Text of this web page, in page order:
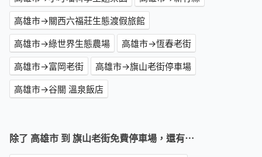
高雄市→關西六福莊生態渡假旅館
高雄市→綠世界生態農場
高雄市→恆春老街
高雄市→富岡老街
高雄市→旗山老街停車場
高雄市→谷關 溫泉飯店
除了 高雄市 到 旗山老街免費停車場，還有⋯